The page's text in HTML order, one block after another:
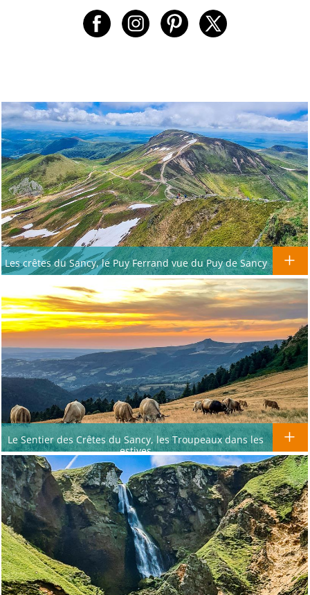
Les crêtes du Sancy, le Puy Ferrand vue du Puy de Sancy
Le Sentier des Crêtes du Sancy, les Troupeaux dans les
estives